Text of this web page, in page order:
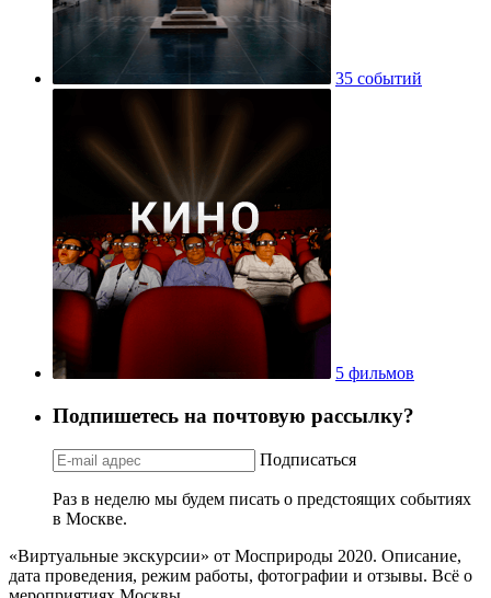
35 событий
5 фильмов
Подпишетесь на почтовую рассылку?
Подписаться
Раз в неделю мы будем писать о предстоящих событиях
в Москве.
«Виртуальные экскурсии» от Мосприроды 2020. Описание,
дата проведения, режим работы, фотографии и отзывы. Всё о